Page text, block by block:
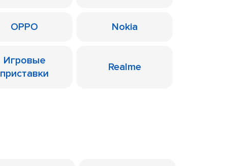
OPPO Nokia
Игровые
приставки
Realme